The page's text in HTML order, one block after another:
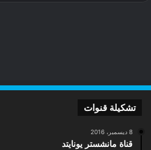
تشكيلة قنوات
8 ديسمبر، 2016
قناة مانشستر يونايتد